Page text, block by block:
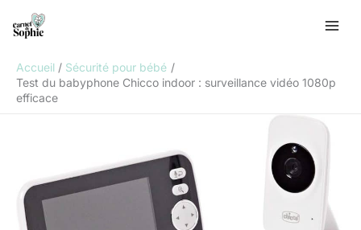
Accueil
Sécurité pour bébé
Test du babyphone Chicco indoor : surveillance vidéo 1080p
efficace
e
h
e